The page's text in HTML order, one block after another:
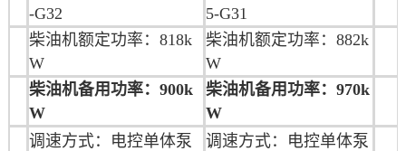
-G32
5-G31
柴油机额定功率：818k
W
柴油机额定功率：882k
W
柴油机备用功率：900k
W
柴油机备用功率：970k
W
调速方式：电控单体泵
调速方式：
电控单体泵